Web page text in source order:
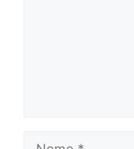
Nome